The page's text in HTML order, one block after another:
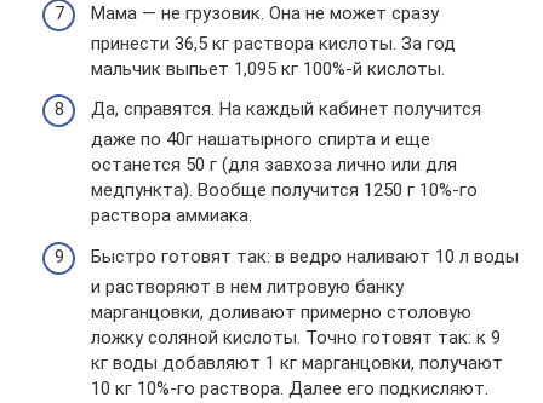
Мама — не грузовик. Она не может сразу
принести 36,5 кг раствора кислоты. За год
мальчик выпьет 1,095 кг 100%-й кислоты.
Да, справятся. На каждый кабинет получится
даже по 40г нашатырного спирта и еще
останется 50 г (для завхоза лично или для
медпункта). Вообще получится 1250 г 10%-го
раствора аммиака.
Быстро готовят так: в ведро наливают 10 л воды
и растворяют в нем литровую банку
марганцовки, доливают примерно столовую
ложку соляной кислоты. Точно готовят так: к 9
кг воды добавляют 1 кг марганцовки, получают
10 кг 10%-го раствора. Далее его подкисляют.